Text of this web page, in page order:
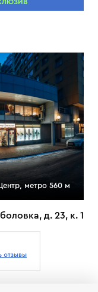
метро 560 м
д. 23, к. 1